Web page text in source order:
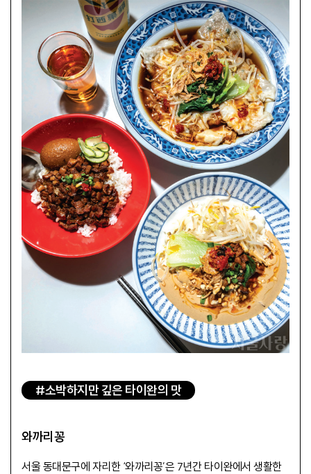
#소박하지만 깊은 타이완의 맛
와까리꽁
서울 동대문구에 자리한 ‘와까리꽁’은 7년간 타이완에서 생활한